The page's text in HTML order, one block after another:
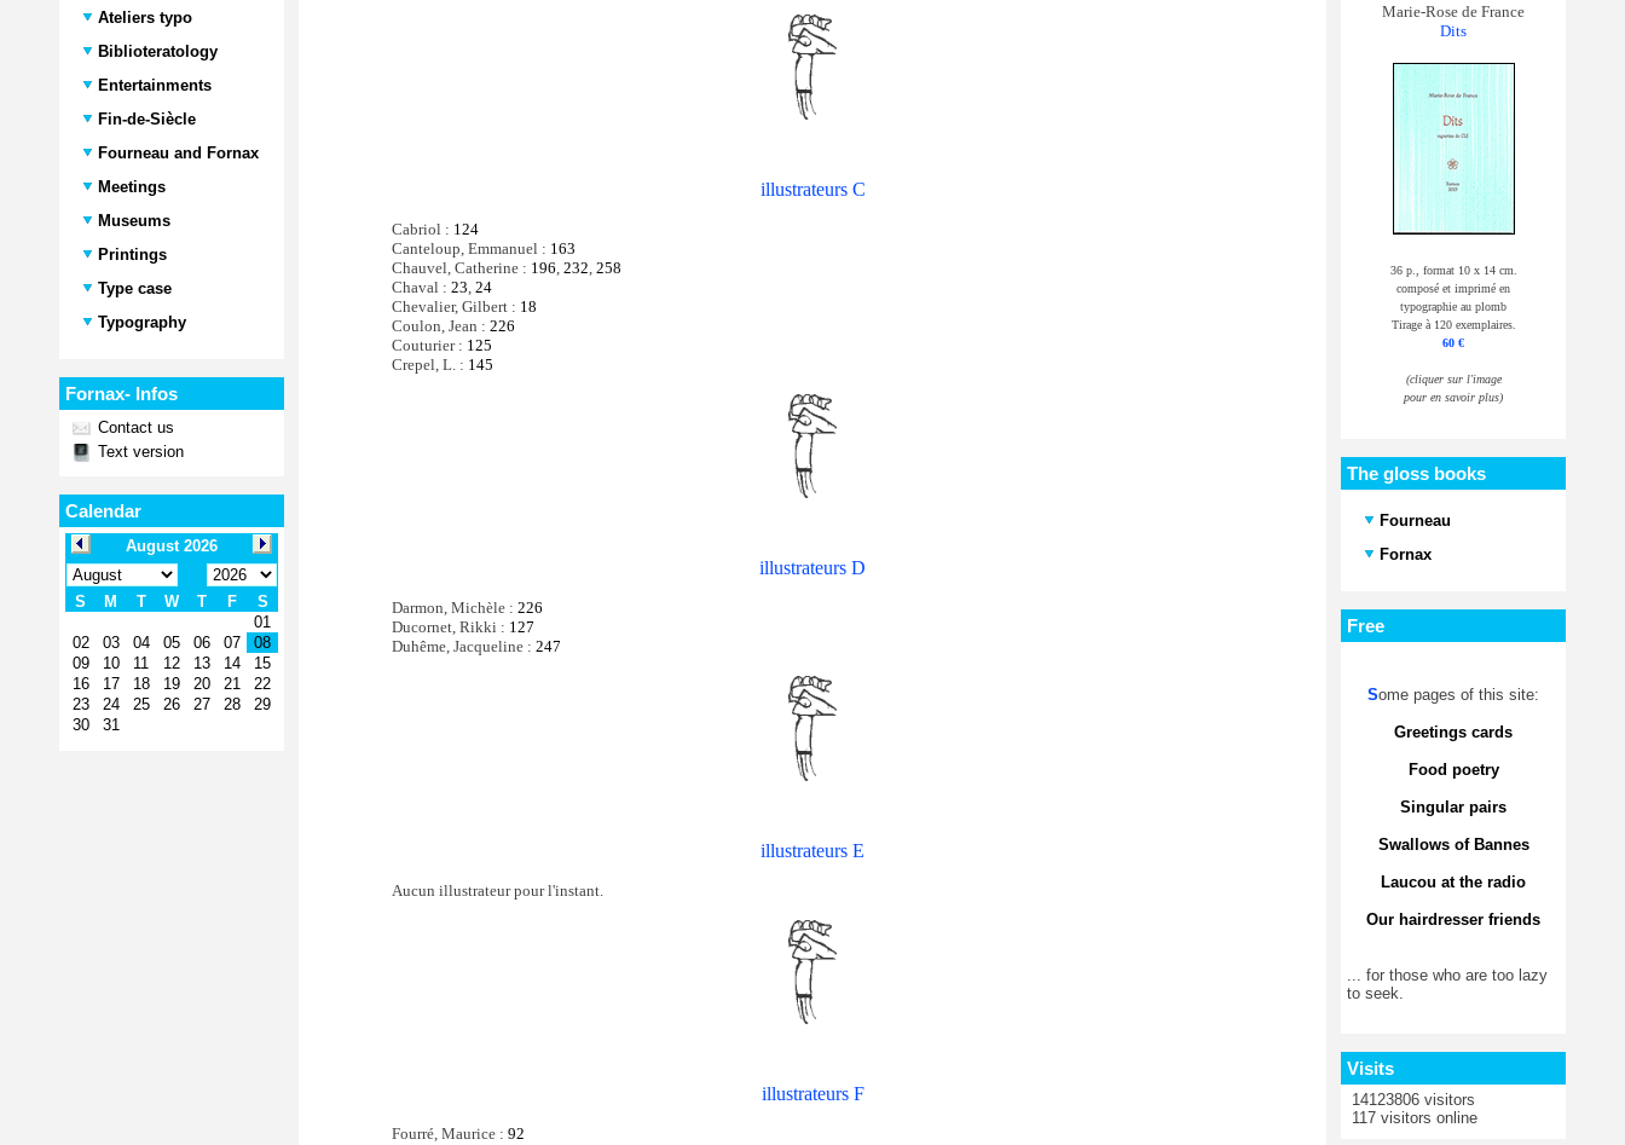
Ateliers typo
Biblioteratology
Entertainments
Fin-de-Siècle
Fourneau and Fornax
Meetings
Museums
Printings
Type case
Typography
Fornax- Infos
Contact us
Text version
Calendar
illustrateurs C
Cabriol : 124
Canteloup, Emmanuel : 163
Chauvel, Catherine : 196 ,232 ,258
Chaval :23 ,24
Chevalier, Gilbert : 18
Coulon, Jean :226
Couturier : 125
Crepel, L. : 145
illustrateurs D
Darmon, Michèle :226
Ducornet, Rikki : 127
Duhême, Jacqueline :247
illustrateurs E
Aucun illustrateur pour l'instant.
illustrateurs F
Fourré, Maurice :92
Marie-Rose de France
Dits
36 p., format 10 x 14 cm.
composé et imprimé en
typographie au plomb
Tirage à 120 exemplaires.
60 €
(cliquer sur l'image
pour en savoir plus)
The gloss books
Fourneau
Fornax
Free
Some pages of this site:
Greetings cards
Food poetry
Singular pairs
Swallows of Bannes
Laucou at the radio
Our hairdresser friends
... for those who are too lazy
to seek.
Visits
14123806 visitors
117 visitors online